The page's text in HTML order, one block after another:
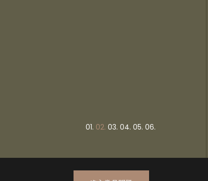
01. 02. 03. 04. 05. 06.